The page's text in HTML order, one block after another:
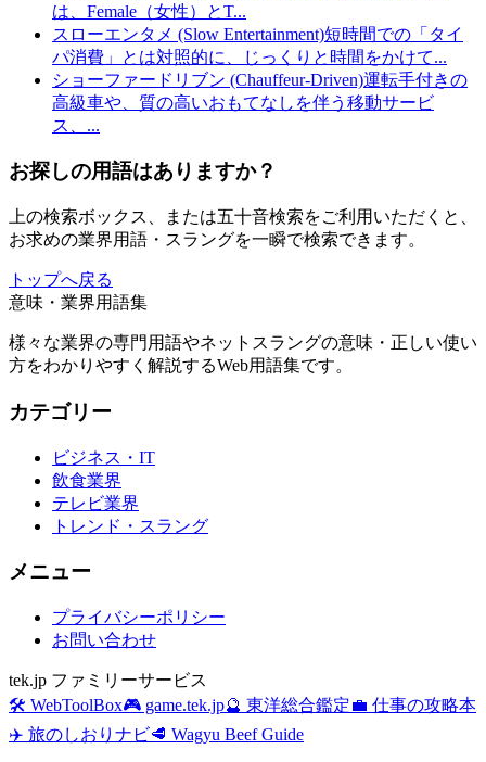
は、Female（女性）とT...
スローエンタメ (Slow Entertainment)短時間での「タイ
パ消費」とは対照的に、じっくりと時間をかけて...
ショーファードリブン (Chauffeur-Driven)運転手付きの
高級車や、質の高いおもてなしを伴う移動サービ
ス、 ...
お探しの用語はありますか？
上の検索ボックス、または五十音検索をご利用いただくと、
お求めの業界用語・スラングを一瞬で検索できます。
トップへ戻る
意味・業界用語集
様々な業界の専門用語やネットスラングの意味・正しい使い
方をわかりやすく解説するWeb用語集です。
カテゴリー
ビジネス・IT
飲食業界
テレビ業界
トレンド・スラング
メニュー
プライバシーポリシー
お問い合わせ
tek.jp ファミリーサービス
🛠️ WebToolBox🎮 game.tek.jp🔮 東洋総合鑑定💼 仕事の攻略本
✈️ 旅のしおりナビ🥩 Wagyu Beef Guide